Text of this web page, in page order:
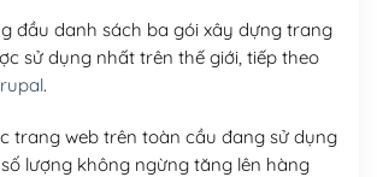
đầu danh sách ba gói xây dựng trang
sử dụng nhất trên thế giới, tiếp theo
.
trang web trên toàn cầu đang sử dụng
lượng không ngừng tăng lên hàng